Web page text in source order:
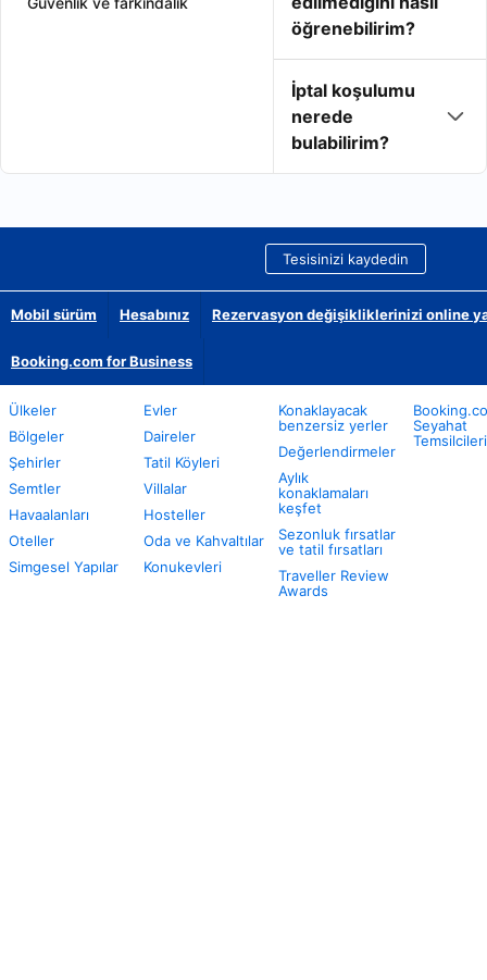
öğrenebilirim?
İptal koşulumu
nerede
bulabilirim?
Tesisinizi kaydedin
Mobil sürüm Hesabınız Rezervasyon değişikliklerinizi online
Booking.com for Business
Ülkeler
Bölgeler
Şehirler
Semtler
Havaalanları
Oteller
Simgesel Yapılar
Evler
Daireler
Tatil Köyleri
Villalar
Hosteller
Oda ve Kahvaltılar
Konukevleri
Konaklayacak
benzersiz yerler
Değerlendirmeler
Aylık
konaklamaları
keşfet
Sezonluk fırsatlar
ve tatil fırsatları
Traveller Review
Awards
Seyahat
Temsilcileri